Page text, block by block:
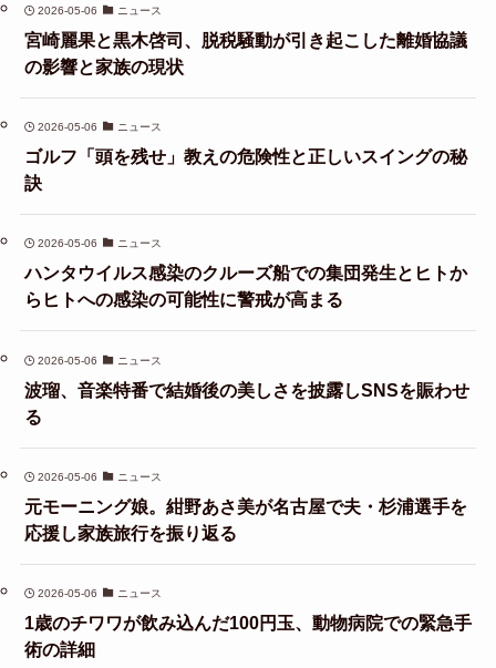
2026-05-06 ニュース
宮崎麗果と黒木啓司、脱税騒動が引き起こした離婚協議
の影響と家族の現状
2026-05-06 ニュース
ゴルフ「頭を残せ」教えの危険性と正しいスイングの秘
訣
2026-05-06 ニュース
ハンタウイルス感染のクルーズ船での集団発生とヒトか
らヒトへの感染の可能性に警戒が高まる
2026-05-06 ニュース
波瑠、音楽特番で結婚後の美しさを披露しSNSを賑わせ
る
2026-05-06 ニュース
元モーニング娘。紺野あさ美が名古屋で夫・杉浦選手を
応援し家族旅行を振り返る
2026-05-06 ニュース
1歳のチワワが飲み込んだ100円玉、動物病院での緊急手
術の詳細